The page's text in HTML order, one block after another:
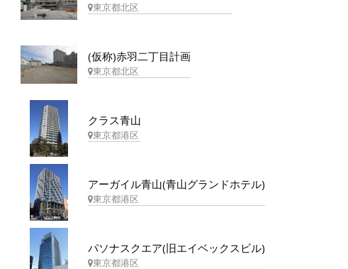
東京都北区
(仮称)赤羽二丁目計画
東京都北区
クラス青山
東京都港区
アーガイル青山(青山グランドホテル)
東京都港区
パソナスクエア(旧エイベックスビル)
東京都港区